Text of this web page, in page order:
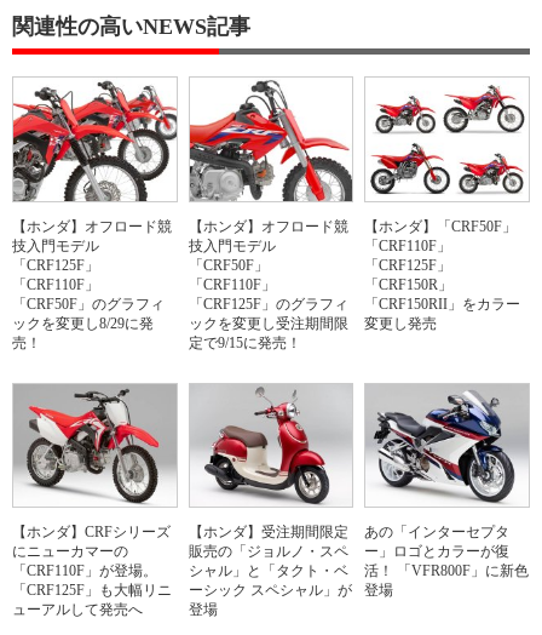
関連性の高いNEWS記事
【ホンダ】オフロード競
技入門モデル
「CRF125F」
「CRF110F」
「CRF50F」のグラフィ
ックを変更し8/29に発
売！
【ホンダ】オフロード競
技入門モデル
「CRF50F」
「CRF110F」
「CRF125F」のグラフィ
ックを変更し受注期間限
定で9/15に発売！
【ホンダ】「CRF50F」
「CRF110F」
「CRF125F」
「CRF150R」
「CRF150RII」をカラー
変更し発売
【ホンダ】CRFシリーズ
にニューカマーの
「CRF110F」が登場。
「CRF125F」も大幅リニ
ューアルして発売へ
【ホンダ】受注期間限定
販売の「ジョルノ・スペ
シャル」と「タクト・ベ
ーシック スペシャル」が
登場
あの「インターセプタ
ー」ロゴとカラーが復
活！ 「VFR800F」に新色
登場